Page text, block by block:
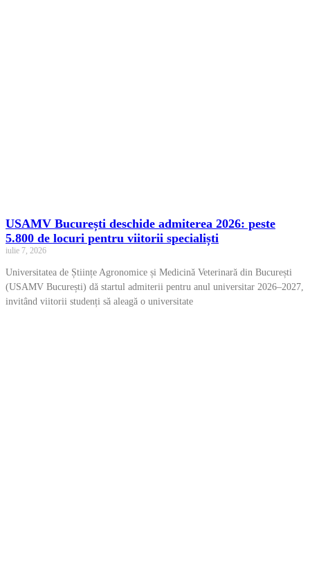
USAMV București deschide admiterea 2026: peste
5.800 de locuri pentru viitorii specialiști
iulie 7, 2026
Universitatea de Științe Agronomice și Medicină Veterinară din București
(USAMV București) dă startul admiterii pentru anul universitar 2026–2027,
invitând viitorii studenți să aleagă o universitate